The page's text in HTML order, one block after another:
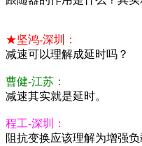
★坚鸿-深圳：
减速可以理解成延时吗？
曹健-江苏：
减速其实就是延时。
程工-深圳：
阻抗变换应该理解为增强负